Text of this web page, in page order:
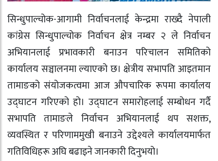
सिन्धुपाल्चोक-आगामी निर्वाचनलाई केन्द्रमा राख्दै नेपाली
कांग्रेस सिन्धुपाल्चोक निर्वाचन क्षेत्र नम्बर २ ले निर्वाचन
अभियानलाई प्रभावकारी बनाउन परिचालन समितिको
कार्यालय सञ्चालनमा ल्याएको छ। क्षेत्रीय सभापति आइतमान
तामाङको संयोजकत्वमा आज औपचारिक रूपमा कार्यालय
उद्घाटन गरिएको हो। उद्घाटन समारोहलाई सम्बोधन गर्दै
सभापति तामाङले निर्वाचन अभियानलाई थप सशक्त,
व्यवस्थित र परिणाममुखी बनाउने उद्देश्यले कार्यालयमार्फत
गतिविधिहरू अघि बढाइने जानकारी दिनुभयो।